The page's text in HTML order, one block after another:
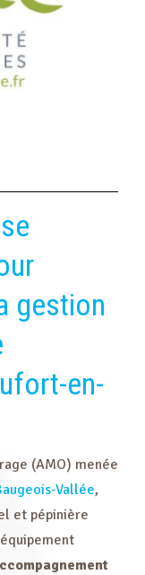
gestion
en-
(AMO) menée
Vallée,
et pépinière